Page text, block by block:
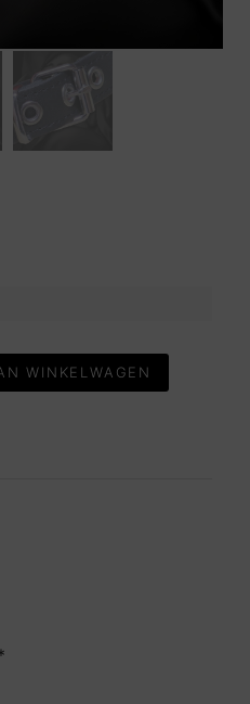
WINKELWAGEN